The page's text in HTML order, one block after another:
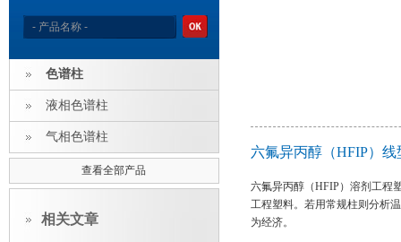
色谱柱
液相色谱柱
气相色谱柱
查看全部产品
相关文章
六氟异丙醇（HFIP）
六氟异丙醇（HFIP）溶剂工程
工程塑料。若用常规柱则分析
为经济。